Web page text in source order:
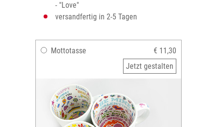
- "Love"
versandfertig in 2-5 Tagen
Mottotasse
€ 11,30
Jetzt gestalten